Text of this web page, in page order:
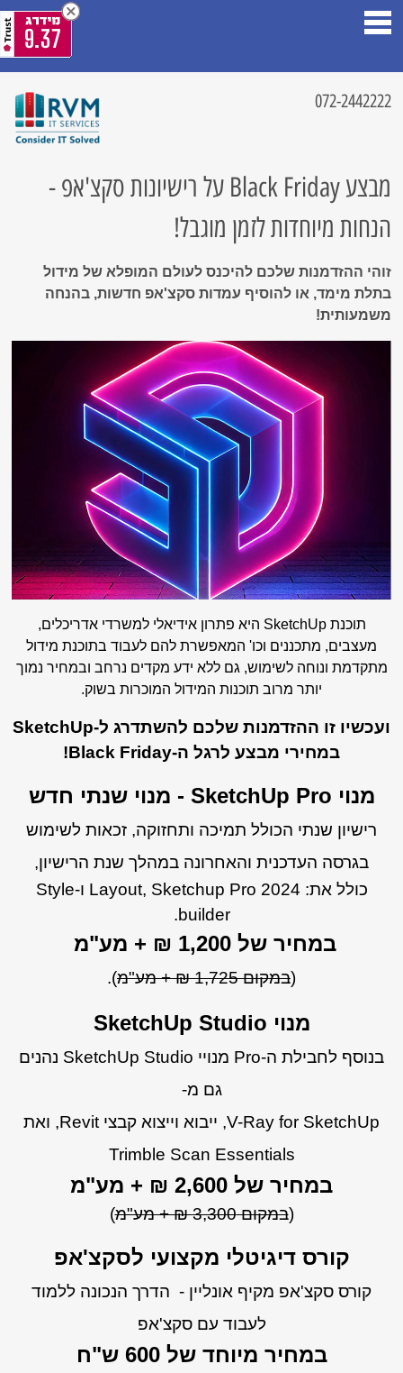
072-2442222
מבצע Black Friday על רישיונות סקצ'אפ -
הנחות מיוחדות לזמן מוגבל!
זוהי ההזדמנות שלכם להיכנס לעולם המופלא של מידול
בתלת מימד, או להוסיף עמדות סקצ'אפ חדשות, בהנחה
משמעותית!
תוכנת SketchUp היא פתרון אידיאלי למשרדי אדריכלים,
מעצבים, מתכננים וכו' המאפשרת להם לעבוד בתוכנת מידול
מתקדמת ונוחה לשימוש, גם ללא ידע מקדים נרחב ובמחיר נמוך
יותר מרוב תוכנות המידול המוכרות בשוק.
ועכשיו זו ההזדמנות שלכם להשתדרג ל-SketchUp
במחירי מבצע לרגל ה-Black Friday!
מנוי SketchUp Pro - מנוי שנתי חדש
רישיון שנתי הכולל תמיכה ותחזוקה, זכאות לשימוש
בגרסה העדכנית והאחרונה במהלך שנת הרישיון,
כולל את: Layout, Sketchup Pro 2024 ו-Style
builder.
במחיר של 1,200 ₪ + מע"מ
(במקום 1,725 ₪ + מע"מ ).
מנוי SketchUp Studio
בנוסף לחבילת ה-Pro מנויי SketchUp Studio
נהנים
גם מ-
V-Ray for SketchUp, ייבוא וייצוא קבצי Revit, ואת
Trimble Scan Essentials
במחיר של 2,600 ₪ + מע"מ
(במקום 3,300 ₪ + מע"מ )
קורס דיגיטלי מקצועי לסקצ'אפ
קורס סקצ'אפ מקיף אונליין - הדרך הנכונה ללמוד
לעבוד עם סקצ'אפ
במחיר מיוחד של 600 ש"ח
9.37